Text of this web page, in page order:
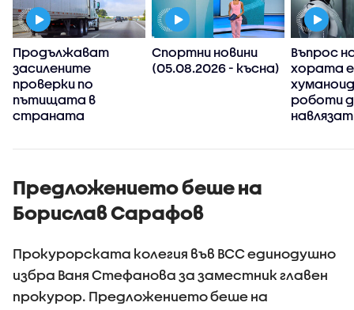
Продължават
засилените
проверки по
пътищата в
страната
Спортни новини
(05.08.2026 - късна)
Въпрос
хората е
роботи
смята
Предложението беше на
Борислав Сарафов
Прокурорската колегия във ВСС единодушно
избра Ваня Стефанова за заместник главен
прокурор. Предложението беше на